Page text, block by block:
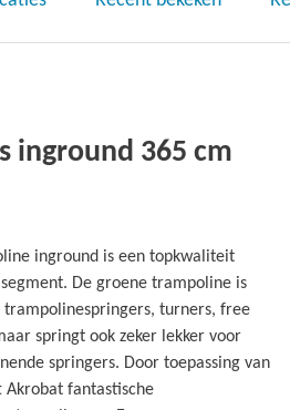
inground 365 cm
inground is een topkwaliteit
De groene trampoline is
trampolinespringers, turners, free
springt ook zeker lekker voor
springers. Door toepassing van
fantastische